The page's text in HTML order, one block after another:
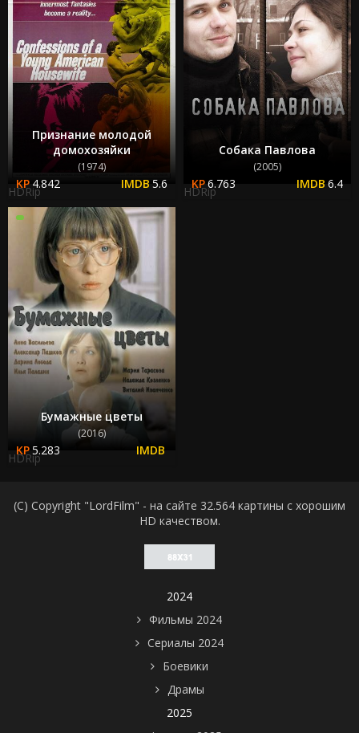
Признание молодой
домохозяйки
(1974)
4.842 5.6
HDRip
Собака Павлова
(2005)
6.763 6.4
HDRip
Бумажные цветы
(2016)
5.283
HDRip
(C) Copyright "LordFilm" - на сайте 32.564 картины с хорошим
HD качеством.
2024
Фильмы 2024
Сериалы 2024
Боевики
Драмы
2025